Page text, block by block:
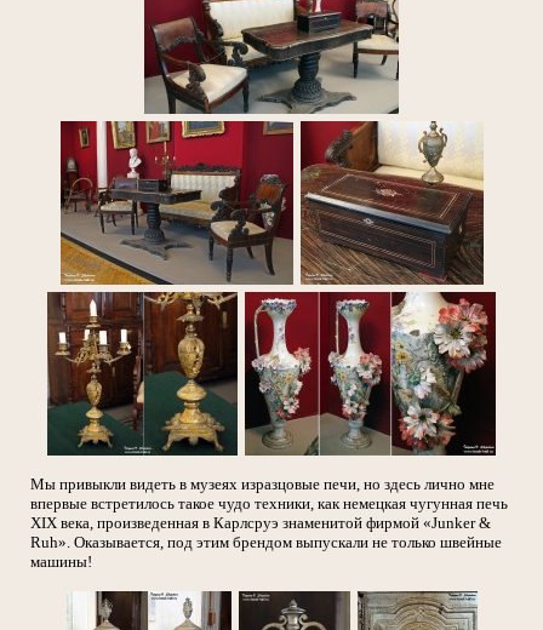
Мы привыкли видеть в музеях изразцовые печи, но здесь лично мне
впервые встретилось такое чудо техники, как немецкая чугунная печь
XIX века, произведенная в Карлсруэ знаменитой фирмой «Junker &
Ruh». Оказывается, под этим брендом выпускали не только швейные
машины!